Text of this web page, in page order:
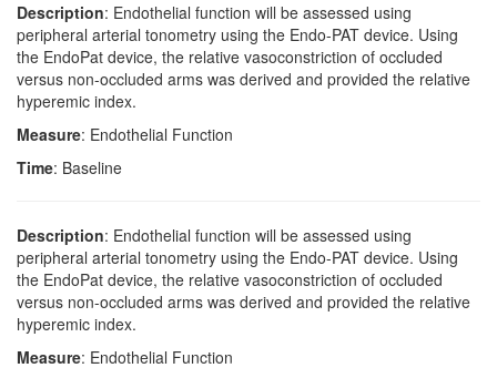
Description: Endothelial function will be assessed using
peripheral arterial tonometry using the Endo-PAT device. Using
the EndoPat device, the relative vasoconstriction of occluded
versus non-occluded arms was derived and provided the relative
hyperemic index.
Measure: Endothelial Function
Time: Baseline
Description: Endothelial function will be assessed using
peripheral arterial tonometry using the Endo-PAT device. Using
the EndoPat device, the relative vasoconstriction of occluded
versus non-occluded arms was derived and provided the relative
hyperemic index.
Measure: Endothelial Function